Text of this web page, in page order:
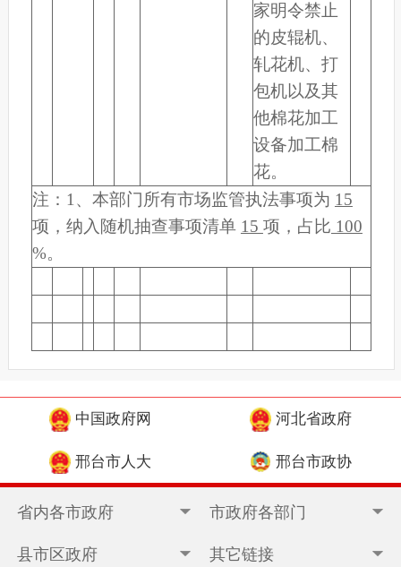
家明令禁止
的皮辊机、
轧花机、打
包机以及其
他棉花加工
设备加工棉
花。
注：1、本部门所有市场监管执法事项为 15
项，纳入随机抽查事项清单 15 项，占比 100
%。
中国政府网 河北省政府
邢台市人大 邢台市政协
省内各市政府 市政府各部门
县市区政府 其它链接